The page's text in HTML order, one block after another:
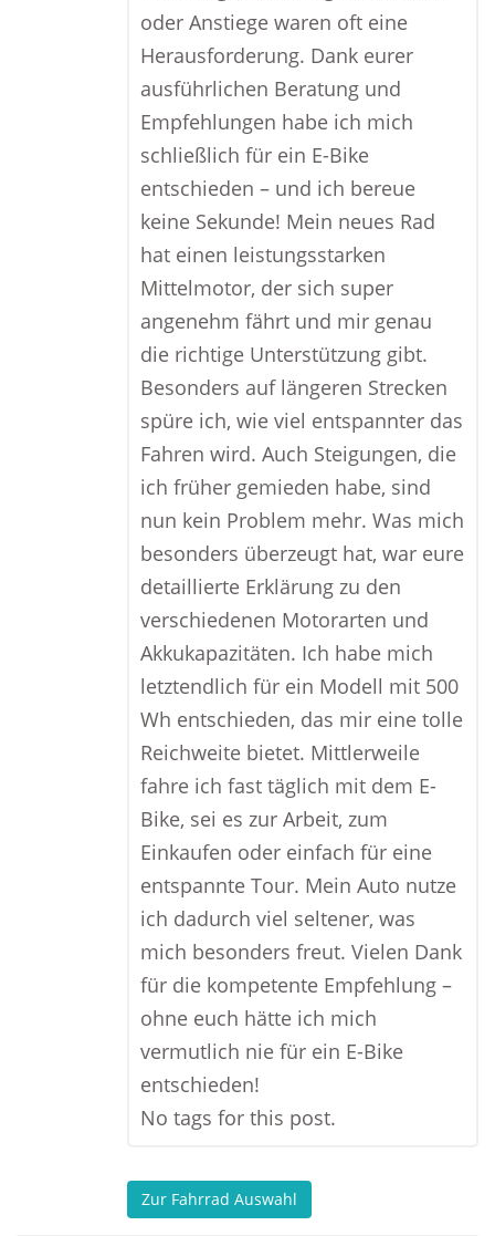
oder Anstiege waren oft eine
Herausforderung. Dank eurer
ausführlichen Beratung und
Empfehlungen habe ich mich
schließlich für ein E-Bike
entschieden – und ich bereue
keine Sekunde! Mein neues Rad
hat einen leistungsstarken
Mittelmotor, der sich super
angenehm fährt und mir genau
die richtige Unterstützung gibt.
Besonders auf längeren Strecken
spüre ich, wie viel entspannter das
Fahren wird. Auch Steigungen, die
ich früher gemieden habe, sind
nun kein Problem mehr. Was mich
besonders überzeugt hat, war eure
detaillierte Erklärung zu den
verschiedenen Motorarten und
Akkukapazitäten. Ich habe mich
letztendlich für ein Modell mit 500
Wh entschieden, das mir eine tolle
Reichweite bietet. Mittlerweile
fahre ich fast täglich mit dem E-
Bike, sei es zur Arbeit, zum
Einkaufen oder einfach für eine
entspannte Tour. Mein Auto nutze
ich dadurch viel seltener, was
mich besonders freut. Vielen Dank
für die kompetente Empfehlung –
ohne euch hätte ich mich
vermutlich nie für ein E-Bike
entschieden!
No tags for this post.
Zur Fahrrad Auswahl